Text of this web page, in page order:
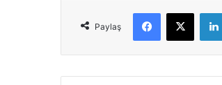
Paylaş
Facebook
X